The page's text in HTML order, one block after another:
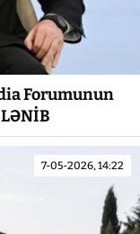
Forumunun
7-05-2026, 14:22